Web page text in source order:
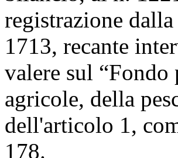
registrazione
1713, recante
valere sul
agricole, della
dell'articolo 1,
178.